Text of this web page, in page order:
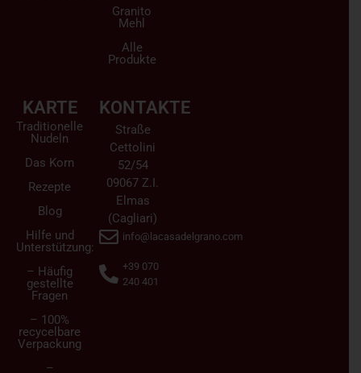
Granito
Mehl
Alle
Produkte
KARTE
Traditionelle
Nudeln
Das Korn
Rezepte
Blog
Hilfe und
Unterstützung:
– Häufig
gestellte
Fragen
– 100%
recycelbare
Verpackung
–
KONTAKTE
Straße
Cettolini
52/54
09067 Z.I.
Elmas
(Cagliari)
info@lacasadelgrano.com
+39 070
240 401